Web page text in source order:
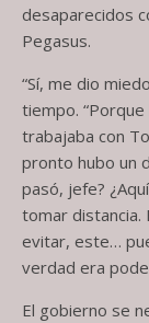
desaparecidos
Pegasus.
“Sí, me dio
tiempo.
trabajaba con
pronto hubo un
pasó, jefe?
tomar distancia.
evitar, este…
verdad era
El gobierno se